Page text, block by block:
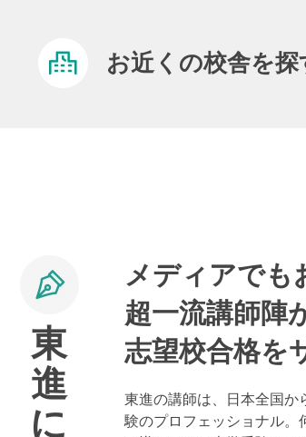
お近くの校舎を探
東
進
に
メディアでも
超一流講師陣
志望校合格を
東進の講師は、日本全国か
験のプロフェッショナル。